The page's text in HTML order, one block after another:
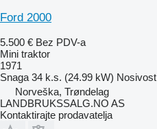
Ford 2000
5.500 € Bez PDV-a
Mini traktor
1971
Snaga 34 k.s. (24.99 kW) Nosivost
Norveška, Trøndelag
LANDBRUKSSALG.NO AS
Kontaktirajte prodavatelja